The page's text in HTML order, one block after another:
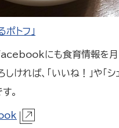
ポトフ」
にも食育情報を月
ければ、「いいね！」や「シ
。